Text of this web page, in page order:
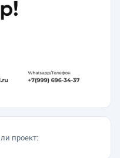
проект: